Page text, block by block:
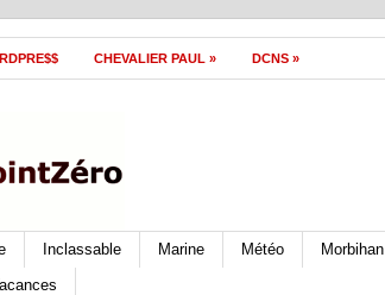
CHEVALIER PAUL » DCNS »
Inclassable Marine Météo Morbihan